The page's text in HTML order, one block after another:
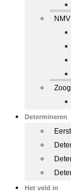
NMV
Determineren
Het veld in